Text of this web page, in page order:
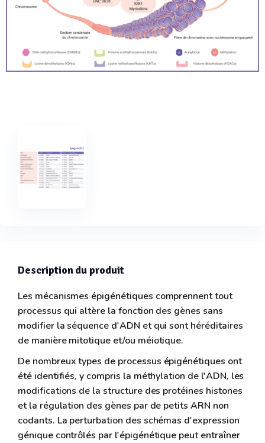
Description du produit
Les mécanismes épigénétiques comprennent tout
processus qui altère la fonction des gènes sans
modifier la séquence d'ADN et qui sont héréditaires
de manière mitotique et/ou méiotique.
De nombreux types de processus épigénétiques ont
été identifiés, y compris la méthylation de l'ADN, les
modifications de la structure des protéines histones
et la régulation des gènes par de petits ARN non
codants. La perturbation des schémas d'expression
génique contrôlés par l'épigénétique peut entraîner